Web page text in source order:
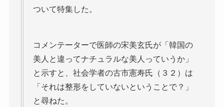
ついて特集した。
コメンテーターで医師の宋美玄氏が「韓国の
美人と違ってナチュラルな美人っていうか」
と示すと、社会学者の古市憲寿氏（３２）は
「それは整形をしていないということで？」
と尋ねた。